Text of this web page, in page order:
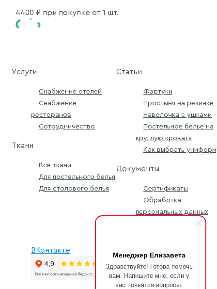
Менеджер Елизавета
Здравствуйте! Готова помочь
вам. Напишите мне, если у
вас появятся вопросы.
4400 ₽ при покупке от 1 шт.
Услуги
Снабжение отелей
Снабжение
ресторанов
Сотрудничество
Ткани
Все ткани
Для постельного белья
Для столового белья
Статьи
Фартуки
Простыня на резинке
Наволочка с ушками
Постельное белье на
круглую кровать
Как выбрать
Документы
Сертификаты
Обработка
персональных данных
ВКонтакте